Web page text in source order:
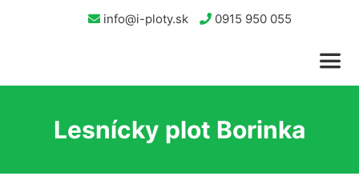
info@i-ploty.sk 0915 950 055
Lesnícky plot Borinka